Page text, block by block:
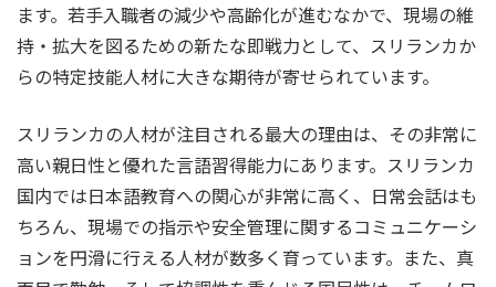
ます。若手入職者の減少や高齢化が進むなかで、現場の維
持・拡大を図るための新たな即戦力として、スリランカか
らの特定技能人材に大きな期待が寄せられています。
スリランカの人材が注目される最大の理由は、その非常に
高い親日性と優れた言語習得能力にあります。スリランカ
国内では日本語教育への関心が非常に高く、日常会話はも
ちろん、現場での指示や安全管理に関するコミュニケーシ
ョンを円滑に行える人材が数多く育っています。また、真